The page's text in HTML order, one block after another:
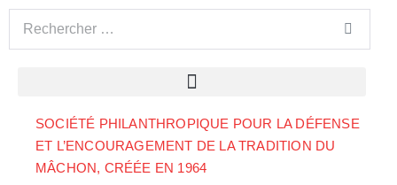
SOCIÉTÉ PHILANTHROPIQUE POUR LA DÉFENSE
ET L’ENCOURAGEMENT DE LA TRADITION DU
MÂCHON, CRÉÉE EN 1964